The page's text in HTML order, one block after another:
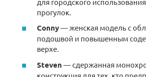
прогулок.
Conny— женская модель с
подошвой и повышенным
верхе.
Steven — сдержанная
конструкция для тех, кто